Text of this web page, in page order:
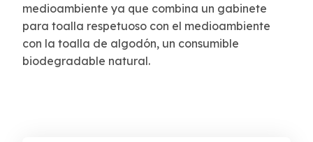
medioambiente ya que combina un gabinete
para toalla respetuoso con el medioambiente
con la toalla de algodón, un consumible
biodegradable natural.